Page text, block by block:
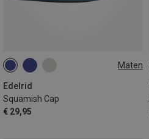
Maten
Edelrid
Squamish Cap
€ 29,95
ONE SIZE